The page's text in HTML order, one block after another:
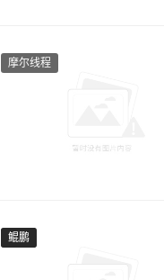
数字化的灯
硬核能力输出之外，相比
而这正是做云服务所必须
但是到了B端，尤其是云
服务，才是拉开各个玩家
摩尔线程
鲲鹏
鲲鹏